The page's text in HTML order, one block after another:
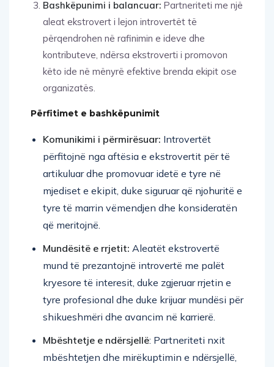
Bashkëpunimi i balancuar: Partneriteti me një
aleat ekstrovert i lejon introvertët të
përqendrohen në rafinimin e ideve dhe
kontributeve, ndërsa ekstroverti i promovon
këto ide në mënyrë efektive brenda ekipit ose
organizatës.
Përfitimet e bashkëpunimit
Komunikimi i përmirësuar: Introvertët
përfitojnë nga aftësia e ekstrovertit për të
artikuluar dhe promovuar idetë e tyre në
mjediset e ekipit, duke siguruar që njohuritë e
tyre të marrin vëmendjen dhe konsideratën
që meritojnë.
Mundësitë e rrjetit: Aleatët ekstrovertë
mund të prezantojnë introvertë me palët
kryesore të interesit, duke zgjeruar rrjetin e
tyre profesional dhe duke krijuar mundësi për
shikueshmëri dhe avancim në karrierë.
Mbështetje e ndërsjellë: Partneriteti nxit
mbështetjen dhe mirëkuptimin e ndërsjellë,